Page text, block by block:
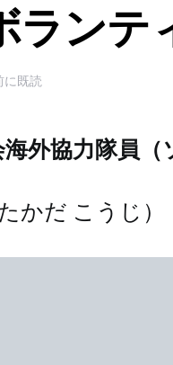
ランテ
に既読
外協力隊員（
たかだ こうじ）